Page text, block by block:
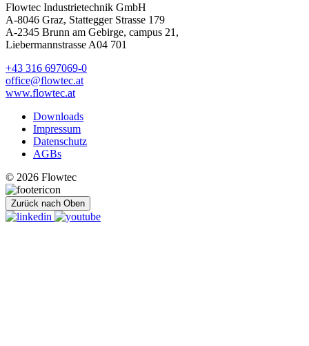
Flowtec Industrietechnik GmbH
A-8046 Graz, Stattegger Strasse 179
A-2345 Brunn am Gebirge, campus 21,
Liebermannstrasse A04 701
+43 316 697069-0
office@flowtec.at
www.flowtec.at
Downloads
Impressum
Datenschutz
AGBs
© 2026 Flowtec
Zurück nach Oben